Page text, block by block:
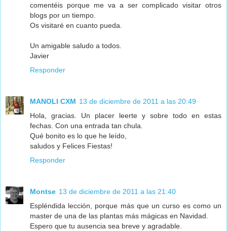
comentéis porque me va a ser complicado visitar otros
blogs por un tiempo.
Os visitaré en cuanto pueda.
Un amigable saludo a todos.
Javier
Responder
MANOLI CXM 13 de diciembre de 2011 a las 20:49
Hola, gracias. Un placer leerte y sobre todo en estas
fechas. Con una entrada tan chula.
Qué bonito es lo que he leído,
saludos y Felices Fiestas!
Responder
Montse 13 de diciembre de 2011 a las 21:40
Espléndida lección, porque más que un curso es como un
master de una de las plantas más mágicas en Navidad.
Espero que tu ausencia sea breve y agradable.